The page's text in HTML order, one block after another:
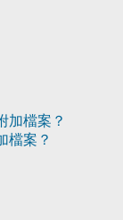
加檔案？
檔案？